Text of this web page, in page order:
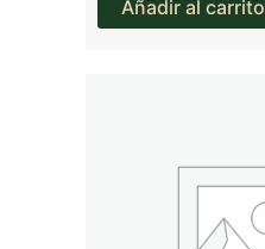
Añadir al carrito